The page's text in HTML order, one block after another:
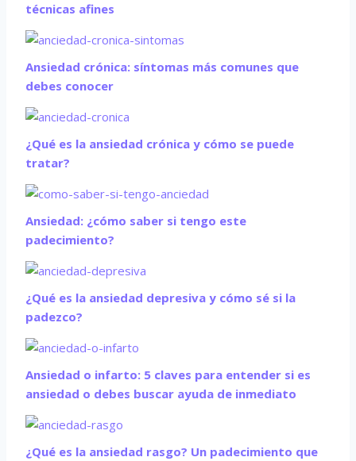
técnicas afines
Ansiedad crónica: síntomas más comunes que
debes conocer
¿Qué es la ansiedad crónica y cómo se puede
tratar?
Ansiedad: ¿cómo saber si tengo este
padecimiento?
¿Qué es la ansiedad depresiva y cómo sé si la
padezco?
Ansiedad o infarto: 5 claves para entender si es
ansiedad o debes buscar ayuda de inmediato
¿Qué es la ansiedad rasgo? Un padecimiento que